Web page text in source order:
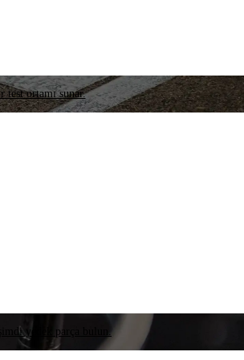
test ortamı sunar.
yedek parça bulun.